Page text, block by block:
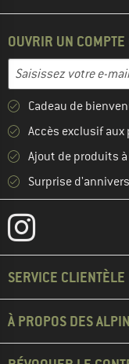
OUVRIR UN
Adresse e-mail
Entrez votre adresse
Cadeau de
Accès exclusif aux
Ajout de produits
Surprise
SERVICE CLIENTÈLE
À PROPOS DES